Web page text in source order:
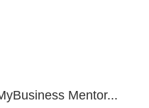
Mentor...